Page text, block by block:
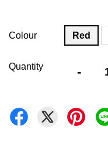
Colour Red
Quantity -